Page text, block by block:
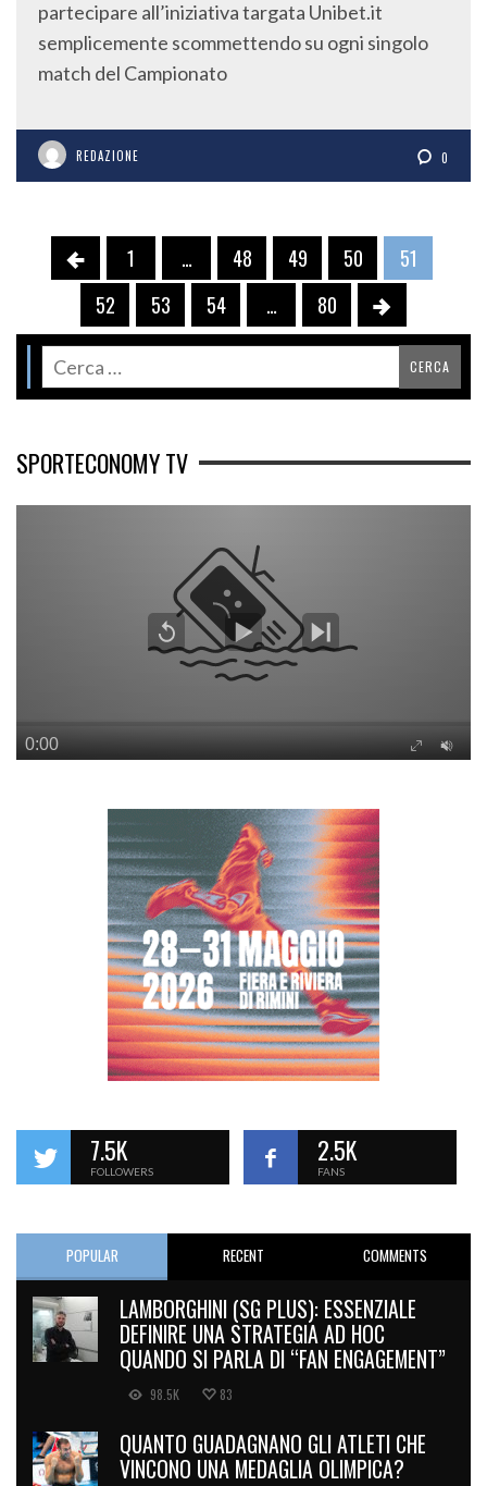
partecipare all’iniziativa targata Unibet.it
semplicemente scommettendo su ogni singolo
match del Campionato
REDAZIONE 0
1 … 48 49 50
51
52
53 54 … 80
SPORTECONOMY TV
7.5K
FOLLOWERS
2.5K
FANS
POPULAR RECENT COMMENTS
LAMBORGHINI (SG PLUS): ESSENZIALE
DEFINIRE UNA STRATEGIA AD HOC
QUANDO SI PARLA DI “FAN ENGAGEMENT”
98.5K 83
QUANTO GUADAGNANO GLI ATLETI CHE
VINCONO UNA MEDAGLIA OLIMPICA?